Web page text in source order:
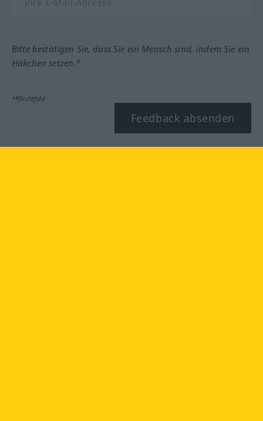
Bitte bestätigen Sie, dass Sie ein Mensch sind, indem Sie ein
Häkchen setzen.*
*Pflichtfeld
Feedback absenden